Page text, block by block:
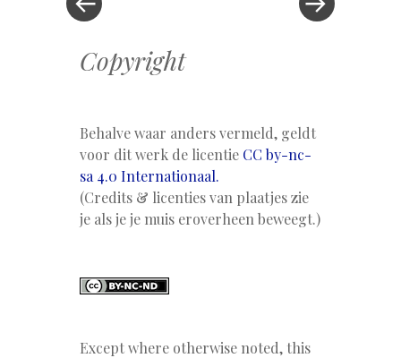
Copyright
Behalve waar anders vermeld, geldt
voor dit werk de licentie CC by-nc-
sa 4.0 Internationaal.
(Credits & licenties van plaatjes zie
je als je je muis eroverheen beweegt.)
Except where otherwise noted, this